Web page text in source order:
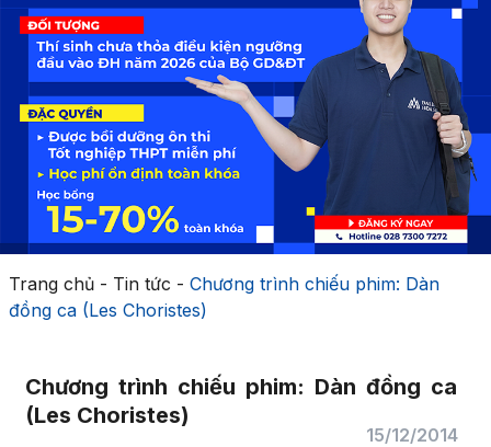
Trang chủ- Tin tức - Chương trình chiếu phim: Dàn
đồng ca (Les Choristes)
Chương trình chiếu phim: Dàn đồng ca
(Les Choristes)
15/12/2014